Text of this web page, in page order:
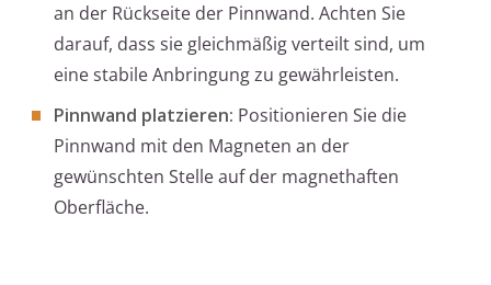
an der Rückseite der Pinnwand. Achten Sie
darauf, dass sie gleichmäßig verteilt sind, um
eine stabile Anbringung zu gewährleisten.
Pinnwand platzieren: Positionieren Sie die
Pinnwand mit den Magneten an der
gewünschten Stelle auf der magnethaften
Oberfläche.